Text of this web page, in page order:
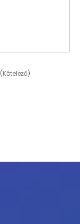
(Kötelező)